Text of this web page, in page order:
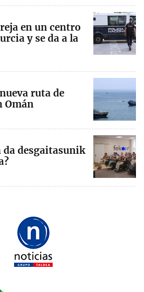
en un centro
y se da a la
ruta de
Omán
desgaitasunik